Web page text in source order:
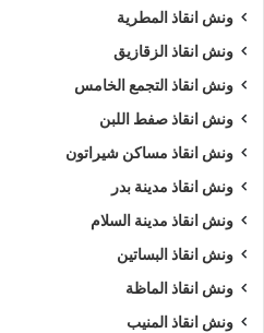
ونش انقاذ المطرية
ونش انقاذ الزقازيق
ونش انقاذ التجمع الخامس
ونش انقاذ صفط اللبن
ونش انقاذ مساكن شيراتون
ونش انقاذ مدينة بدر
ونش انقاذ مدينة السلام
ونش انقاذ البساتين
ونش انقاذ الماظة
ونش انقاذ المنيب